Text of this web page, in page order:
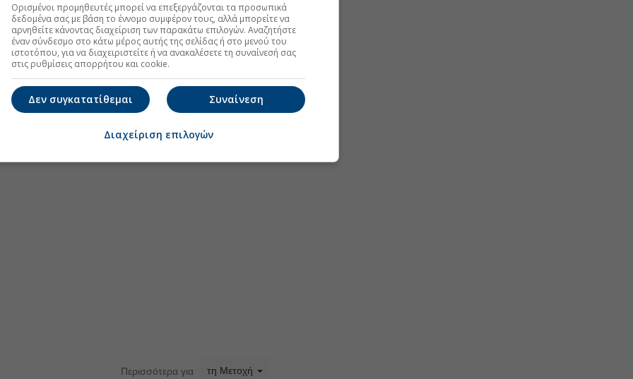
στο Discover
Περισσότερα για τη Μετοχή
Ορισμένοι προμηθευτές μπορεί να επεξεργάζονται τα προσωπικά
δεδομένα σας με βάση το έννομο συμφέρον τους, αλλά μπορείτε να
αρνηθείτε κάνοντας διαχείριση των παρακάτω επιλογών. Αναζητήστε
έναν σύνδεσμο στο κάτω μέρος αυτής της σελίδας ή στο μενού του
ιστοτόπου, για να διαχειριστείτε ή να ανακαλέσετε τη συναίνεσή σας
στις ρυθμίσεις απορρήτου και cookie.
Συναίνεση
Δεν συγκατατίθεμαι
Διαχείριση επιλογών